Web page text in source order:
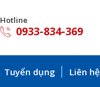
Hotline
0933-834-369
Tuyển dụng Liên hệ